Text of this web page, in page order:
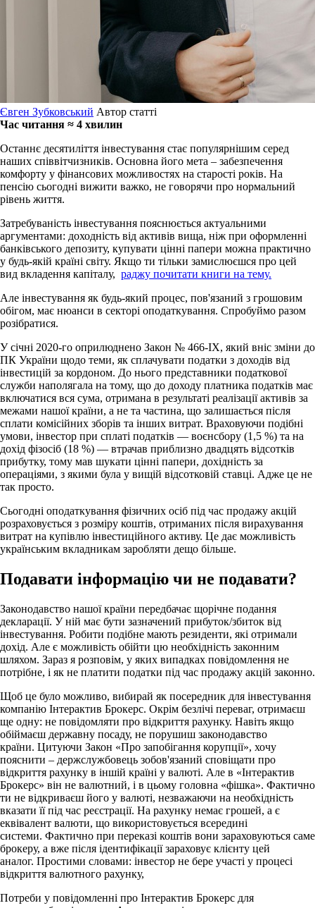
Євген Зубковський Автор статті
Час читання ≈ 4 хвилин
Останнє десятиліття інвестування стає популярнішим серед
наших співвітчизників. Основна його мета – забезпечення
комфорту у фінансових можливостях на старості років. На
пенсію сьогодні вижити важко, не говорячи про нормальний
рівень життя.
Затребуваність інвестування пояснюється актуальними
аргументами: доходність від активів вища, ніж при оформленні
банківського депозиту, купувати цінні папери можна практично
у будь-якій країні світу. Якщо ти тільки замислюєшся про цей
вид вкладення капіталу, раджу почитати книги на тему.
Але інвестування як будь-який процес, пов'язаний з грошовим
обігом, має нюанси в секторі оподаткування. Спробуймо разом
розібратися.
У січні 2020-го оприлюднено Закон № 466-IX, який вніс зміни до
ПК України щодо теми, як сплачувати податки з доходів від
інвестицій за кордоном. До нього представники податкової
служби наполягала на тому, що до доходу платника податків має
включатися вся сума, отримана в результаті реалізації активів за
межами нашої країни, а не та частина, що залишається після
сплати комісійних зборів та інших витрат. Враховуючи подібні
умови, інвестор при сплаті податків — воєнсбору (1,5 %) та на
дохід фізосіб (18 %) — втрачав приблизно двадцять відсотків
прибутку, тому мав шукати цінні папери, дохідність за
операціями, з якими була у вищій відсотковій ставці. Адже це не
так просто.
Сьогодні оподаткування фізичних осіб під час продажу акцій
розраховується з розміру коштів, отриманих після вирахування
витрат на купівлю інвестиційного активу. Це дає можливість
українським вкладникам заробляти дещо більше.
Подавати інформацію чи не подавати?
Законодавство нашої країни передбачає щорічне подання
декларації. У ній має бути зазначений прибуток/збиток від
інвестування. Робити подібне мають резиденти, які отримали
дохід. Але є можливість обійти цю необхідність законним
шляхом. Зараз я розповім, у яких випадках повідомлення не
потрібне, і як не платити податки під час продажу акцій законно.
Щоб це було можливо, вибирай як посередник для інвестування
компанію Інтерактив Брокерс. Окрім безлічі переваг, отримаєш
ще одну: не повідомляти про відкриття рахунку. Навіть якщо
обіймаєш державну посаду, не порушиш законодавство
країни. Цитуючи Закон «Про запобігання корупції», хочу
пояснити – держслужбовець зобов'язаний сповіщати про
відкриття рахунку в іншій країні у валюті. Але в «Інтерактив
Брокерс» він не валютний, і в цьому головна «фішка». Фактично
ти не відкриваєш його у валюті, незважаючи на необхідність
вказати її під час реєстрації. На рахунку немає грошей, а є
еквівалент валюти, що використовується всередині
системи. Фактично при переказі коштів вони зараховуються саме
брокеру, а вже після ідентифікації зараховує клієнту цей
аналог. Простими словами: інвестор не бере участі у процесі
відкриття валютного рахунку,
Потреби у повідомленні про Інтерактив Брокерс для